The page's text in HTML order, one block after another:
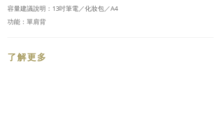
容量建議說明：13吋筆電／化妝包／A4
功能：單肩背
了解更多